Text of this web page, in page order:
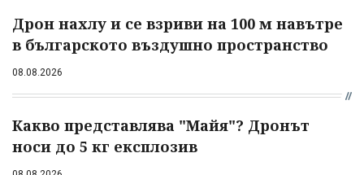
Дрон нахлу и се взриви на 100 м навътре
в българското въздушно пространство
08.08.2026
Какво представлява "Майя"? Дронът
носи до 5 кг експлозив